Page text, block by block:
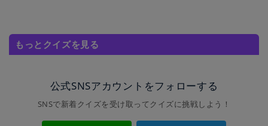
もっとクイズを見る
公式SNSアカウントをフォローする
SNSで新着クイズを受け取ってクイズに挑戦しよう！